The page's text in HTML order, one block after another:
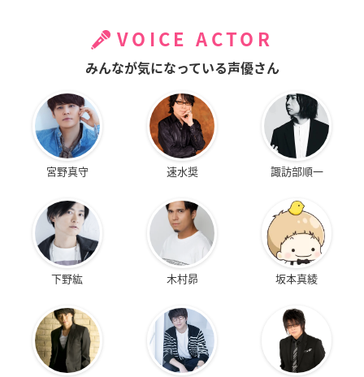
VOICE ACTOR
みんなが気になっている声優さん
宮野真守 速水奨 諏訪部順一
下野紘 木村昴 坂本真綾